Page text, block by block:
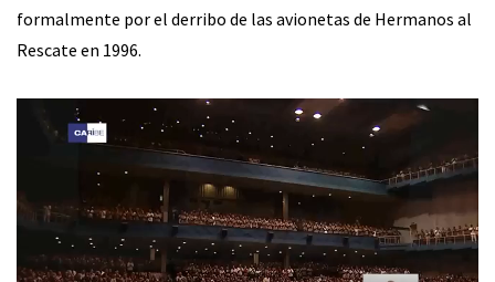
formalmente por el derribo de las avionetas de Hermanos al
Rescate en 1996.